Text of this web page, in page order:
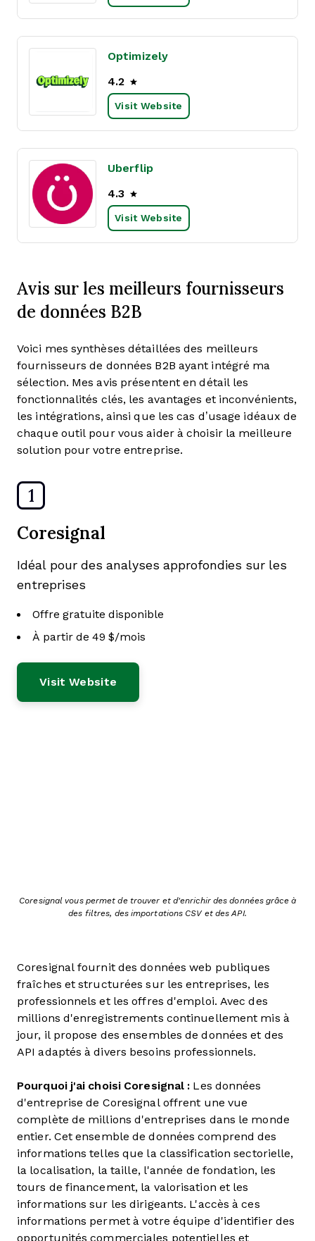
Optimizely
4.2
Visit Website
Uberflip
4.3
Visit Website
Avis sur les meilleurs fournisseurs
de données B2B
Voici mes synthèses détaillées des meilleurs
fournisseurs de données B2B ayant intégré ma
sélection. Mes avis présentent en détail les
fonctionnalités clés, les avantages et inconvénients,
les intégrations, ainsi que les cas d’usage idéaux de
chaque outil pour vous aider à choisir la meilleure
solution pour votre entreprise.
1
Coresignal
Idéal pour des analyses approfondies sur les
entreprises
Offre gratuite disponible
À partir de 49 $/mois
Visit Website
Coresignal vous permet de trouver et d'enrichir des données grâce à
des filtres, des importations CSV et des API.
Coresignal fournit des données web publiques
fraîches et structurées sur les entreprises, les
professionnels et les offres d'emploi. Avec des
millions d'enregistrements continuellement mis à
jour, il propose des ensembles de données et des
API adaptés à divers besoins professionnels.
Pourquoi j'ai choisi Coresignal : Les données
d'entreprise de Coresignal offrent une vue
complète de millions d'entreprises dans le monde
entier. Cet ensemble de données comprend des
informations telles que la classification sectorielle,
la localisation, la taille, l'année de fondation, les
tours de financement, la valorisation et les
informations sur les dirigeants. L'accès à ces
informations permet à votre équipe d'identifier des
opportunités commerciales potentielles et